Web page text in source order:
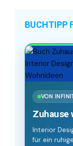
BUCHTIPP
VON
Zuhause
Interior
für ein